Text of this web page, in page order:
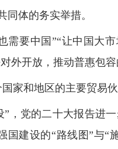
体的务实举措。
需要中国”“让中国
外开放，推动普惠包
家和地区的主要贸易
，党的二十大报告进
建设的“路线图”与“